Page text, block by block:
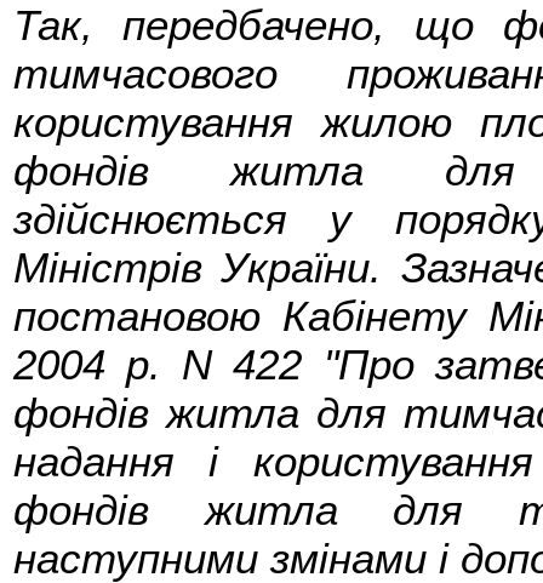
Так, передбачено, що
тимчасового
користування жилою
фондів житла для
здійснюється у
Міністрів України.
постановою Кабінету
2004 р. N 422 "Про
фондів житла для
надання і
фондів житла для
наступними змінами і